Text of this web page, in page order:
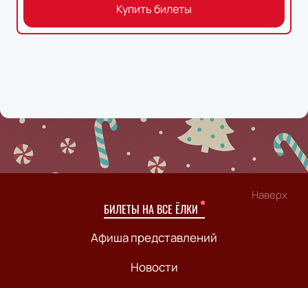
Купить билеты
Наверх
БИЛЕТЫ НА ВСЕ ЁЛКИ
Афиша представлений
Новости